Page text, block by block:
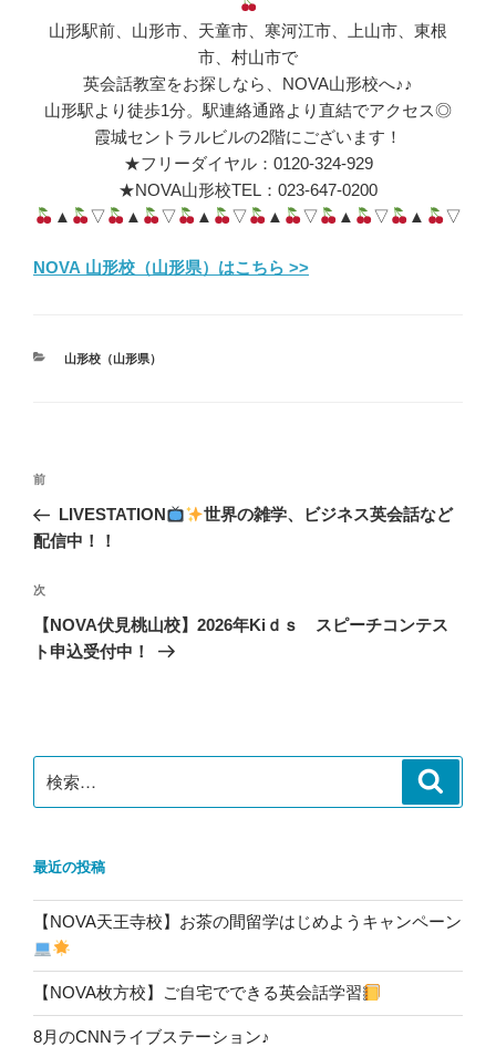
山形駅前、山形市、天童市、寒河江市、上山市、東根
市、村山市で
英会話教室をお探しなら、NOVA山形校へ♪♪
山形駅より徒歩1分。駅連絡通路より直結でアクセス◎
霞城セントラルビルの2階にございます！
★フリーダイヤル：0120-324-929
★NOVA山形校TEL：023-647-0200
▲
▽ ▲ ▽ ▲ ▽ ▲ ▽ ▲ ▽ ▲ ▽
NOVA 山形校（山形県）はこちら >>
カ
山形校（山形県）
投
ナ
ゲ
ー
シ
前
の
投
前
LIVESTATION
世界の雑学、ビジネス英会話など
配信中！！
次
の
投
次
【NOVA伏見桃山校】2026年Kiｄｓ スピーチコンテス
ト申込受付中！
索:
最近の投稿
【NOVA天王寺校】お茶の間留学はじめようキャンペーン
【NOVA枚方校】ご自宅でできる英会話学習
8月のCNNライブステーション♪